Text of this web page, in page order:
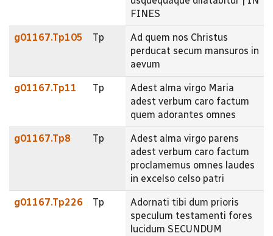
FINES
g01167.Tp105 Tp
Ad quem nos Christus
perducat secum mansuros in
aevum
g01167.Tp11 Tp
Adest alma virgo Maria
adest verbum caro factum
quem adorantes omnes
g01167.Tp8 Tp
Adest alma virgo parens
adest verbum caro factum
proclamemus omnes laudes
in excelso celso patri
g01167.Tp226 Tp
Adornati tibi dum prioris
speculum testamenti fores
lucidum SECUNDUM